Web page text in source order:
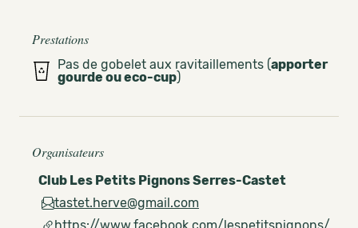
Prestations
Pas de gobelet aux ravitaillements (apporter
gourde ou eco-cup)
Organisateurs
Club Les Petits Pignons Serres-Castet
tastet.herve@gmail.com